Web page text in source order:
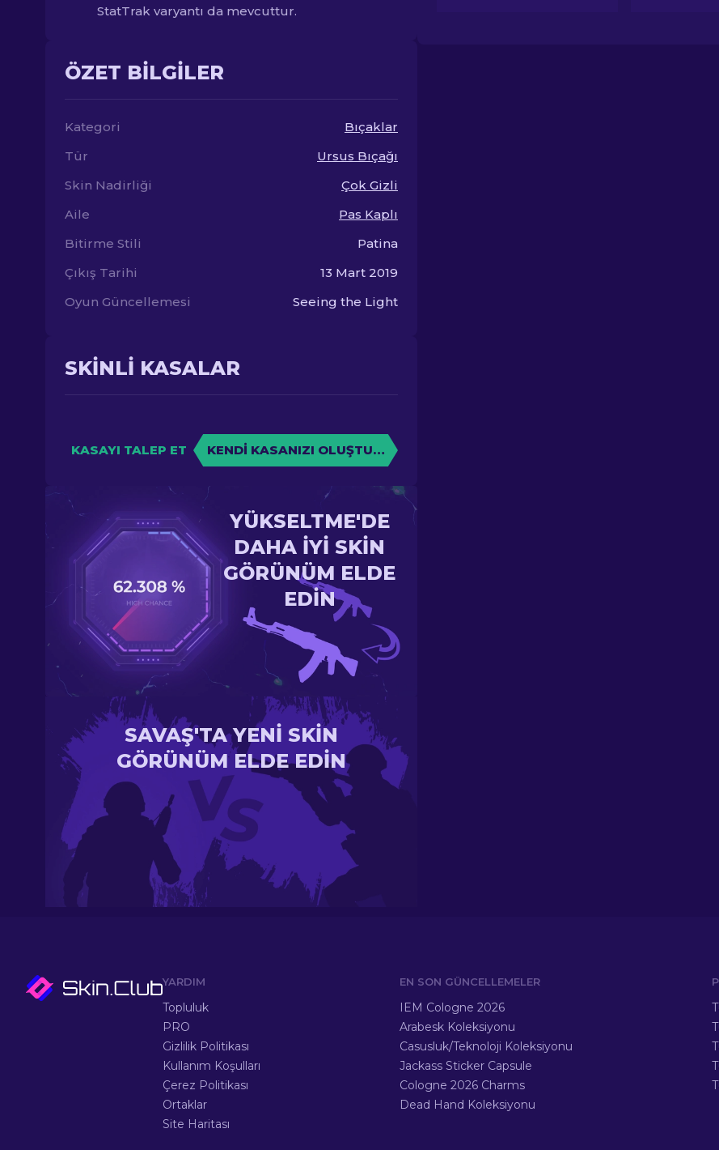
StatTrak varyantı da mevcuttur.
ÖZET BILGILER
Kategori
Bıçaklar
Tür
Ursus Bıçağı
Skin Nadirliği
Çok Gizli
Aile
Pas Kaplı
Bitirme Stili
Patina
Çıkış Tarihi
13 Mart 2019
Oyun Güncellemesi
Seeing the Light
SKINLI KASALAR
KASAYI TALEP ET KENDI KASANIZI OLUŞTURUN
YÜKSELTME'DE
DAHA IYI SKIN
GÖRÜNÜM ELDE
EDIN
SAVAŞ'TA YENI SKIN
GÖRÜNÜM ELDE EDIN
YARDIM
Topluluk
PRO
Gizlilik Politikası
Kullanım Koşulları
Çerez Politikası
Ortaklar
Site Haritası
EN SON GÜNCELLEMELER
IEM Cologne 2026
Arabesk Koleksiyonu
Casusluk/Teknoloji Koleksiyonu
Jackass Sticker Capsule
Cologne 2026 Charms
Dead Hand Koleksiyonu